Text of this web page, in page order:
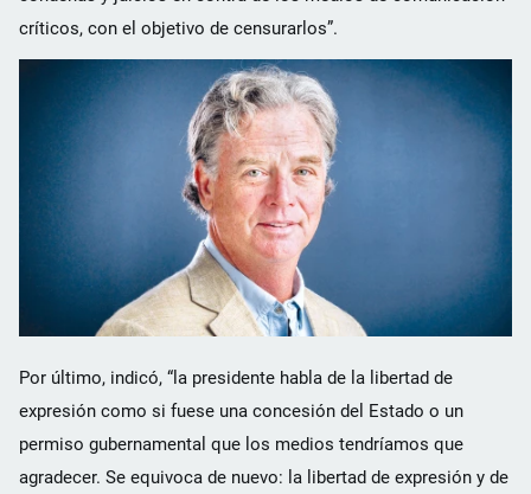
críticos, con el objetivo de censurarlos”.
Por último, indicó, “la presidente habla de la libertad de
expresión como si fuese una concesión del Estado o un
permiso gubernamental que los medios tendríamos que
agradecer. Se equivoca de nuevo: la libertad de expresión y de